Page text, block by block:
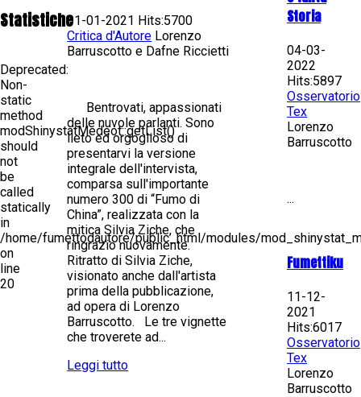
01-01-2021 Hits:5700
Critica d'Autore Lorenzo
Barruscotto e Dafne Riccietti
Bentrovati, appassionati
delle nuvole parlanti. Sono
lieto ed orgoglioso di
presentarvi la versione
integrale dell'intervista,
comparsa sull'importante
numero 300 di “Fumo di
China”, realizzata con la
mitica Silvia Ziche, che
ringrazio nuovamente.
Ritratto di Silvia Ziche,
visionato anche dall'artista
prima della pubblicazione,
ad opera di Lorenzo
Barruscotto. Le tre vignette
che troverete ad...
Leggi tutto
Storia
04-03-
2022
Hits:5897
Osservatorio
Tex
Lorenzo
Barruscotto
...
Fumettiku
11-12-
2021
Hits:6017
Osservatorio
Tex
Lorenzo
Barruscotto
Statistiche
Deprecated:
Non-
static
method
modShinystatMedeot::getList()
should
not
be
called
statically
in
/home/fumettodautore/public_html/modules/
on
line
20